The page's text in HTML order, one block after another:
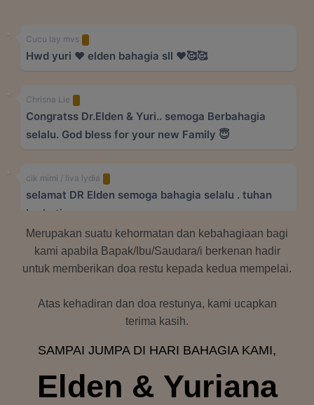
Cucu lay mvs
Hwd yuri ❤️ elden bahagia sll ❤️🥰🥰
Chrisna Lie
Congratss Dr.Elden & Yuri.. semoga Berbahagia
selalu. God bless for your new Family 😇
cik mimi / liva lydia
selamat DR Elden semoga bahagia selalu . tuhan
berkati
Ariawan B Susanto
Congratz leader Elden & Yuri,semoga
Congratulations my bro Elden & Yuri semoga
Merupakan suatu kehormatan dan kebahagiaan bagi
kami apabila Bapak/Ibu/Saudara/i berkenan hadir
untuk memberikan doa restu kepada kedua mempelai.
Atas kehadiran dan doa restunya, kami ucapkan
terima kasih.
SAMPAI JUMPA DI HARI BAHAGIA KAMI,
Elden & Yuriana